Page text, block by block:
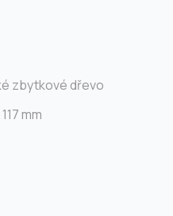
zbytkové dřevo
mm